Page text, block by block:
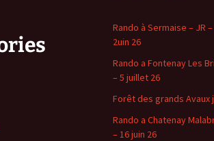
Rando à Sermaise – JR
2uin 26
Rando a Fontenay Les
– 5 juillet 26
Forêt des grands Avaux
Rando a Chatenay
– 16 juin 26